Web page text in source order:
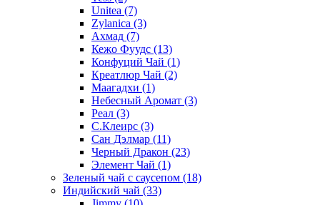
Unitea (7)
Zylanica (3)
Ахмад (7)
Кежо Фуудс (13)
Конфуций Чай (1)
Креатлюр Чай (2)
Маагадхи (1)
Небесный Аромат (3)
Реал (3)
С.Клеирс (3)
Сан Дэлмар (11)
Черный Дракон (23)
Элемент Чай (1)
Зеленый чай с саусепом (18)
Индийский чай (33)